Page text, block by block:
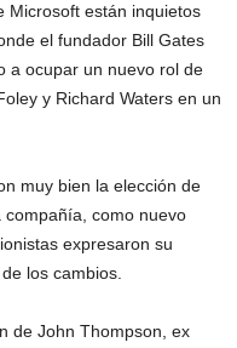
Microsoft están inquietos
el fundador Bill Gates
a ocupar un nuevo rol de
y Richard Waters en un
muy bien la elección de
compañía, como nuevo
expresaron su
los cambios.
de John Thompson, ex